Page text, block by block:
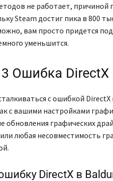
не работает,
Steam достиг пика в 800
вам просто придется
уменьшится.
3 Ошибка DirectX
с ошибкой DirectX
с вашими настройками
обновления графических
любая несовместимость
DirectX в